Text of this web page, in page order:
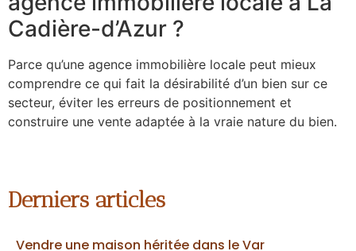
Cadière-d’Azur ?
Parce qu’une agence immobilière locale peut mieux
comprendre ce qui fait la désirabilité d’un bien sur ce
secteur, éviter les erreurs de positionnement et
construire une vente adaptée à la vraie nature du bien.
Derniers articles
Vendre une maison héritée dans le Var